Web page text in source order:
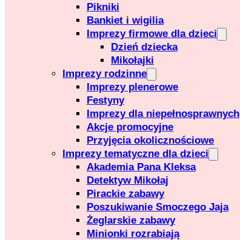
Pikniki
Bankiet i wigilia
Imprezy firmowe dla dzieci
Dzień dziecka
Mikołajki
Imprezy rodzinne
Imprezy plenerowe
Festyny
Imprezy dla niepełnosprawnych
Akcje promocyjne
Przyjęcia okolicznościowe
Imprezy tematyczne dla dzieci
Akademia Pana Kleksa
Detektyw Mikołaj
Pirackie zabawy
Poszukiwanie Smoczego Jaja
Żeglarskie zabawy
Minionki rozrabiają